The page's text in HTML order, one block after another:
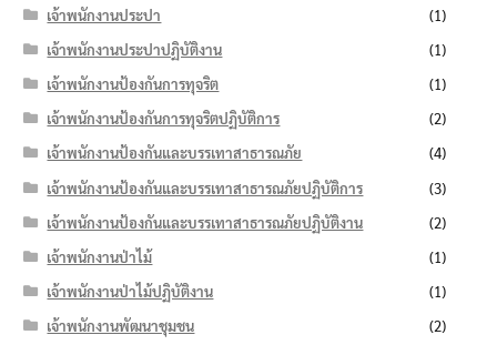
เจ้าพนักงานประปา
(1)
เจ้าพนักงานประปาปฏิบัติงาน
(1)
เจ้าพนักงานป้องกันการทุจริต
(1)
เจ้าพนักงานป้องกันการทุจริตปฏิบัติการ
(2)
เจ้าพนักงานป้องกันและบรรเทาสาธารณภัย
(4)
เจ้าพนักงานป้องกันและบรรเทาสาธารณภัยปฏิบัติการ
(3)
เจ้าพนักงานป้องกันและบรรเทาสาธารณภัยปฏิบัติงาน
(2)
เจ้าพนักงานป่าไม้
(1)
เจ้าพนักงานป่าไม้ปฏิบัติงาน
(1)
เจ้าพนักงานพัฒนาชุมชน
(2)